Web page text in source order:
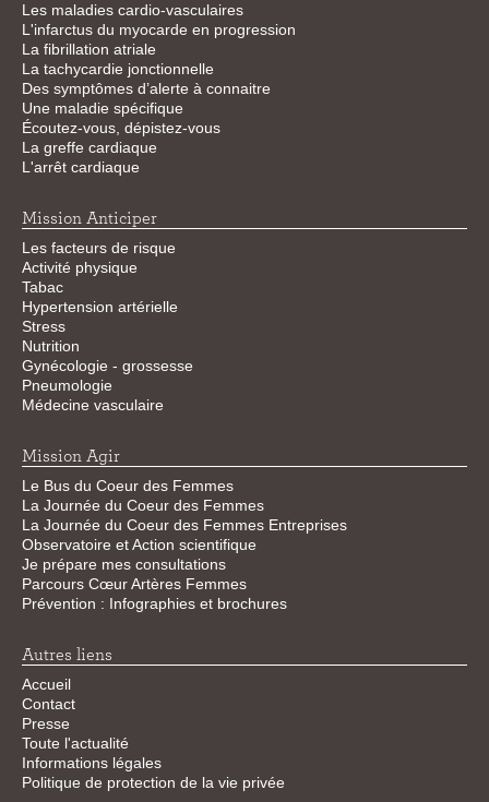
Les maladies cardio-vasculaires
L'infarctus du myocarde en progression
La fibrillation atriale
La tachycardie jonctionnelle
Des symptômes d’alerte à connaitre
Une maladie spécifique
Écoutez-vous, dépistez-vous
La greffe cardiaque
L'arrêt cardiaque
Mission Anticiper
Les facteurs de risque
Activité physique
Tabac
Hypertension artérielle
Stress
Nutrition
Gynécologie - grossesse
Pneumologie
Médecine vasculaire
Mission Agir
Le Bus du Coeur des Femmes
La Journée du Coeur des Femmes
La Journée du Coeur des Femmes Entreprises
Observatoire et Action scientifique
Je prépare mes consultations
Parcours Cœur Artères Femmes
Prévention : Infographies et brochures
Autres liens
Accueil
Contact
Presse
Toute l'actualité
Informations légales
Politique de protection de la vie privée